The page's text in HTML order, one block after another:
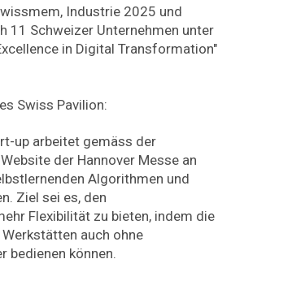
Industrie 2025 und
11 Schweizer Unternehmen unter
in Digital Transformation"
Swiss Pavilion:
up arbeitet gemäss der
der Hannover Messe an
Algorithmen und
Ziel sei es, den
Flexibilität zu bieten, indem die
auch ohne
bedienen können.